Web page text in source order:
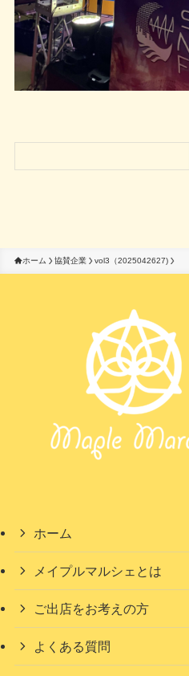
ホーム 協賛企業 vol3（2025042627)
ホーム
メイプルマルシェとは
ご出店をお考えの方
よくある質問